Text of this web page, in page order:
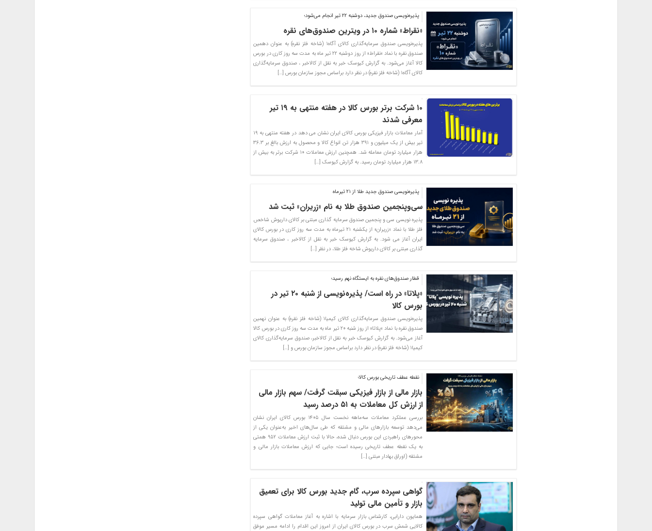
پذیره‌نویسی صندوق جدید، دوشنبه ۲۲ تیر انجام می‌شود؛
«نقراط» شماره ۱۰ در ویترین صندوق‌های نقره
پذیره‌نویسی صندوق سرمایه‌گذاری کالای آگاه۱ (شاخه فلز نقره) به عنوان دهمین
صندوق نقره با نماد «نقراط» از روز دوشنبه ۲۲ تیر ماه به مدت سه روز کاری در بورس
کالا آغاز می‌شود. به گزارش کیوسک خبر به نقل از کالاخبر ، صندوق سرمایه‌گذاری
کالای آگاه۱ (شاخه فلز نقره) در نظر دارد براساس مجوز سازمان بورس […]
۱۰ شرکت برتر بورس کالا در هفته منتهی به ۱۹ تیر
معرفی شدند
آمار معاملات بازار فیزیکی بورس کالای ایران نشان می دهد در هفته منتهی به ۱۹
تیر بیش از یک میلیون و ۳۹۱ هزار تن انواع کالا و محصول به ارزش بالغ بر ۳۶.۳
هزار میلیارد تومان معامله شد. همچنین ارزش معاملات ۱۰ شرکت برتر به بیش از
۱۳.۸ هزار میلیارد تومان رسید. به گزارش کیوسک […]
پذیره‌نویسی صندوق جدید طلا از ۲۱ تیرماه
سی‌وپنجمین صندوق طلا به نام «زریران» ثبت شد
پذیره‌ نویسی سی و پنجمین صندوق سرمایه گذاری مبتنی بر کالای داریوش شاخص
فلز طلا با نماد «زریران» از یکشنبه ۲۱ تیرماه به مدت سه روز کاری در بورس کالای
ایران آغاز می شود. به گزارش کیوسک خبر به نقل از کالاخبر ، صندوق سرمایه
گذاری مبتنی بر کالای داریوش شاخه فلز طلا، در نظر […]
قطار صندوق‌های نقره به ایستگاه نهم رسید؛
«پلاتا» در راه است/ پذیره‌نویسی از شنبه ۲۰ تیر در
بورس کالا
پذیره‌نویسی صندوق سرمایه‌گذاری کالای کیمیا۱ (شاخه فلز نقره) به عنوان نهمین
صندوق نقره با نماد «پلاتا» از روز شنبه ۲۰ تیر ماه به مدت سه روز کاری در بورس کالا
آغاز می‌شود. به گزارش کیوسک خبر به نقل از کالاخبر، صندوق سرمایه‌گذاری کالای
کیمیا۱ (شاخه فلز نقره) در نظر دارد براساس مجوز سازمان بورس و […]
نقطه عطف تاریخی بورس کالا؛
بازار مالی از بازار فیزیکی سبقت گرفت/ سهم بازار مالی
از ارزش کل معاملات به ۵۱ درصد رسید
بررسی عملکرد معاملات سه‌ماهه نخست سال ۱۴۰۵ بورس کالای ایران نشان
می‌دهد توسعه بازارهای مالی و مشتقه که طی سال‌های اخیر به‌عنوان یکی از
محورهای راهبردی این بورس دنبال شده، حالا با ثبت ارزش معاملات ۹۵۲ همتی
به یک نقطه عطف تاریخی رسیده است؛ جایی که ارزش معاملات بازار مالی و
مشتقه (اوراق بهادار مبتنی […]
گواهی سپرده سرب، گام جدید بورس کالا برای تعمیق
بازار و تأمین مالی تولید
همایون دارابی، کارشناس بازار سرمایه با اشاره به آغاز معاملات گواهی سپرده
کالایی شمش سرب در بورس کالای ایران از امروز این اقدام را ادامه مسیر موفق